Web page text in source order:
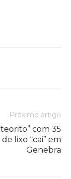
Próximo artigo
com 35
lixo “cai” em
Genebra